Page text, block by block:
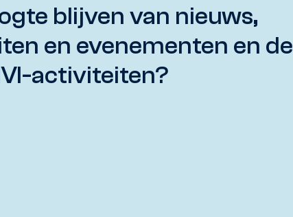
blijven van nieuws,
en evenementen en de
activiteiten?